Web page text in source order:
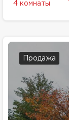
4 комнаты
Продажа